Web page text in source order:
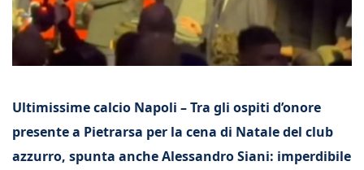
Ultimissime calcio Napoli – Tra gli ospiti d’onore
presente a Pietrarsa per la cena di Natale del club
azzurro, spunta anche Alessandro Siani: imperdibile